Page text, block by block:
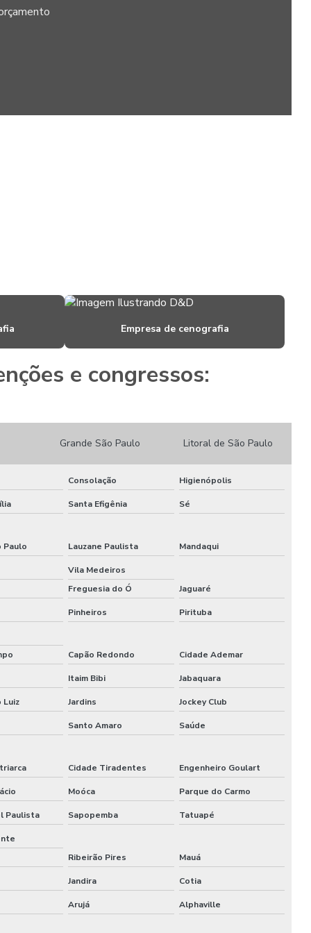
Locação de estandes para eventos
Locação de stand de vendas
Locação de stands
Maquina de cortar pvc expandido
Montadora de stands
Montadora de stands para feiras
Montadora de stands sp
Montadoras de stands em são paulo
Montagem de cenários
Montagem cenográfica
Montagem de estandes
Montagem de feiras e eventos
Montagem de stand de exibição
Empresa de cenografia
e congressos:
Grande São Paulo Litoral de São Paulo
Consolação Higienópolis
Santa Efigênia Sé
Paulo Lauzane Paulista Mandaqui
Vila Medeiros
Freguesia do Ó Jaguaré
Pinheiros Pirituba
Capão Redondo Cidade Ademar
Itaim Bibi Jabaquara
Luiz Jardins Jockey Club
Santo Amaro Saúde
Cidade Tiradentes Engenheiro Goulart
Moóca Parque do Carmo
Paulista Sapopemba Tatuapé
Ribeirão Pires Mauá
Jandira Cotia
Arujá Alphaville